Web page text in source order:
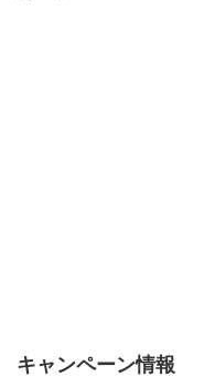
キャンペーン情報